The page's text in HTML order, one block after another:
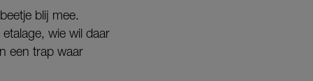
blij mee.
wie wil daar
een trap waar